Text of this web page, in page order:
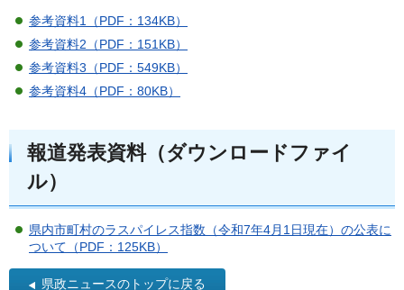
参考資料1（PDF：134KB）
参考資料2（PDF：151KB）
参考資料3（PDF：549KB）
参考資料4（PDF：80KB）
報道発表資料（ダウンロードファイ
ル）
県内市町村のラスパイレス指数（令和7年4月1日現在）の公表に
ついて（PDF：125KB）
県政ニュースのトップに戻る